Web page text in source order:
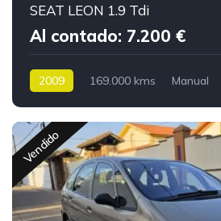
SEAT LEON 1.9 Tdi
Al contado: 7.200 €
2009 169.000 kms Manual
Vendido